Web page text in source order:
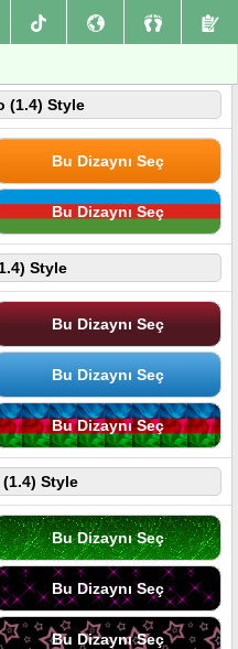
(1.4) Style
Bu Dizaynı Seç
Bu Dizaynı Seç
Style
Bu Dizaynı Seç
Bu Dizaynı Seç
Bu Dizaynı Seç
(1.4) Style
Bu Dizaynı Seç
Bu Dizaynı Seç
Bu Dizaynı Seç